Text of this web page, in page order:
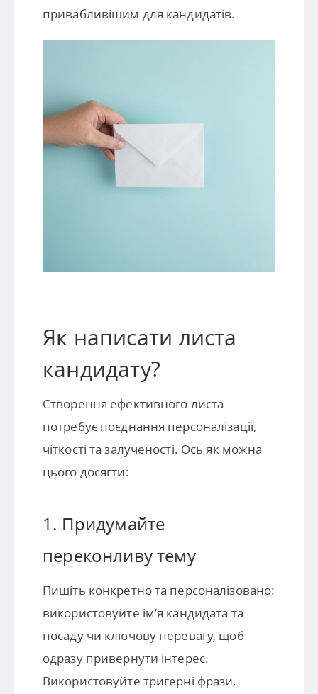
привабливішим для кандидатів.
Як написати листа
кандидату?
Створення ефективного листа
потребує поєднання персоналізації,
чіткості та залученості. Ось як можна
цього досягти:
1. Придумайте
переконливу тему
Пишіть конкретно та персоналізовано:
використовуйте ім’я кандидата та
посаду чи ключову перевагу, щоб
одразу привернути інтерес.
Використовуйте тригерні фрази,